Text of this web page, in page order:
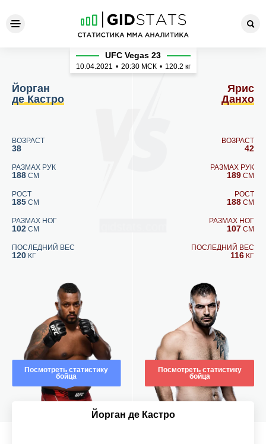
Йорган де Кастро - Ярис
Йорган
де Кастро
ВОЗРАСТ
38
РАЗМАХ РУК
188 СМ
РОСТ
185 СМ
РАЗМАХ НОГ
102 СМ
ПОСЛЕДНИЙ ВЕС
120 КГ
Посмотреть статистику
бойца
UFC Vegas 23
10.04.2021 • 20:30 МСК • 120.2 кг
Ярис
Данхо
ВОЗРАСТ
42
РАЗМАХ РУК
189 СМ
РОСТ
188 СМ
РАЗМАХ НОГ
107 СМ
ПОСЛЕДНИЙ ВЕС
116 КГ
Посмотреть статистику
бойца
Йорган де Кастро